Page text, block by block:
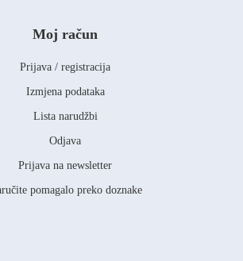
Moj račun
Prijava / registracija
Izmjena podataka
Lista narudžbi
Odjava
Prijava na newsletter
pomagalo preko doznake